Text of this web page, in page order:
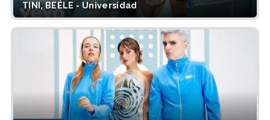
TINI, BEÉLE - Universidad